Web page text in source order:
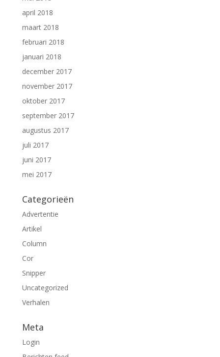
april 2018
maart 2018
februari 2018
januari 2018
december 2017
november 2017
oktober 2017
september 2017
augustus 2017
juli 2017
juni 2017
mei 2017
Categorieën
Advertentie
Artikel
Column
Cor
Snipper
Uncategorized
Verhalen
Meta
Login